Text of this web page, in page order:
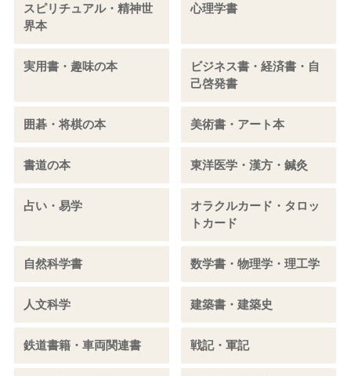
スピリチュアル・精神世
界本
心理学書
実用書・趣味の本
ビジネス書・経済書・自
己啓発書
囲碁・将棋の本 美術書・アート本
書道の本 東洋医学・漢方・鍼灸
占い・易学
オラクルカード・タロッ
トカード
自然科学書 数学書・物理学・理工学
人文科学 建築書・建築史
鉄道書籍・車両関連書 戦記・軍記